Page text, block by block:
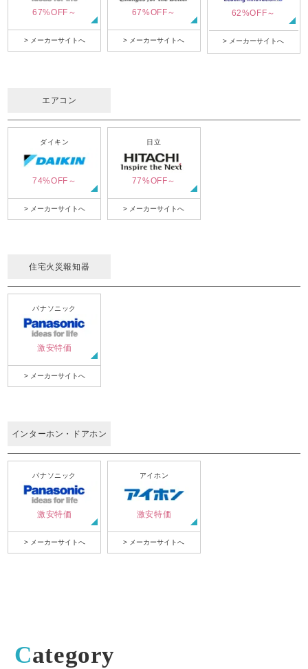
67%OFF～
> メーカーサイトへ
67%OFF～
> メーカーサイトへ
62%OFF～
> メーカーサイトへ
エアコン
ダイキン
74%OFF～
> メーカーサイトへ
日立
77%OFF～
> メーカーサイトへ
住宅火災報知器
パナソニック
激安特価
> メーカーサイトへ
インターホン・ドアホン
パナソニック
激安特価
> メーカーサイトへ
アイホン
激安特価
> メーカーサイトへ
Category